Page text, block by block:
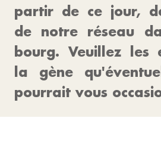
partir de ce jour,
de notre réseau
bourg. Veuillez les
la gène
pourrait vous